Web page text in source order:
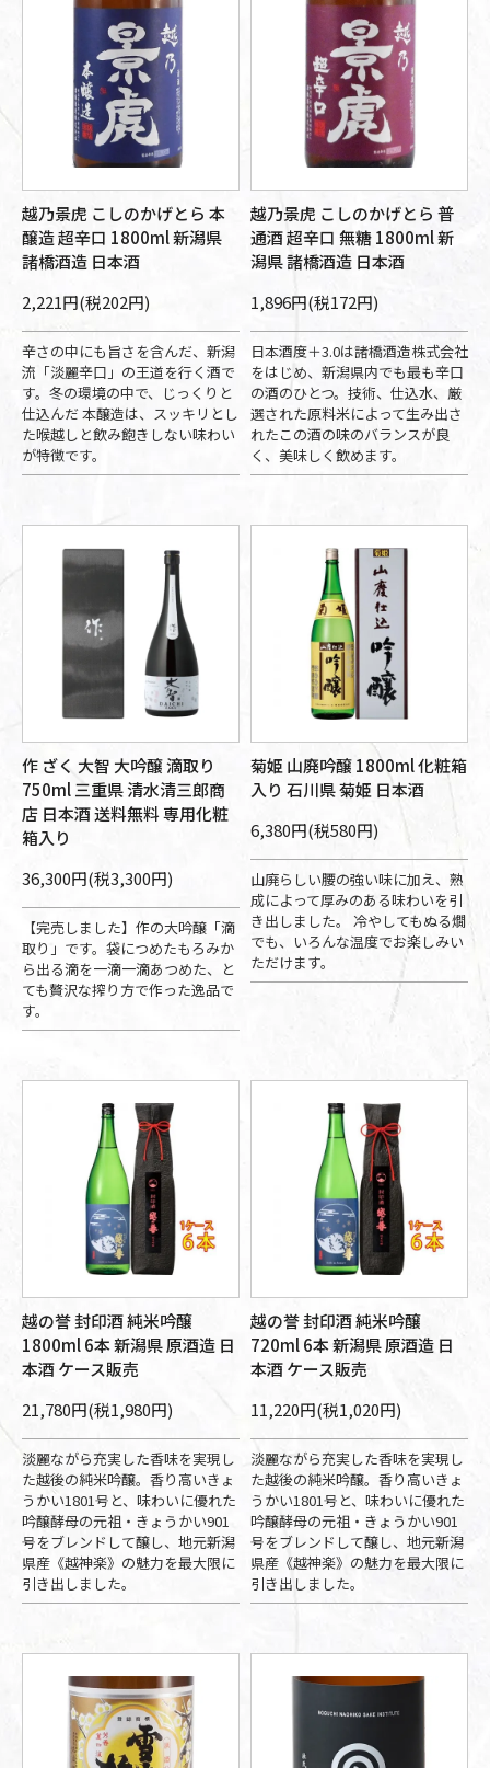
越乃景虎 こしのかげとら 本
醸造 超辛口 1800ml 新潟県
諸橋酒造 日本酒
2,221円(税202円)
辛さの中にも旨さを含んだ、新潟
流「淡麗辛口」の王道を行く酒で
す。冬の環境の中で、じっくりと
仕込んだ 本醸造は、スッキリとし
た喉越しと飲み飽きしない味わい
が特徴です。
越乃景虎 こしのかげとら 普
通酒 超辛口 無糖 1800ml 新
潟県 諸橋酒造 日本酒
1,896円(税172円)
日本酒度＋3.0は諸橋酒造株式会社
をはじめ、新潟県内でも最も辛口
の酒のひとつ。技術、仕込水、厳
選された原料米によって生み出さ
れたこの酒の味のバランスが良
く、美味しく飲めます。
作 ざく 大智 大吟醸 滴取り
750ml 三重県 清水清三郎商
店 日本酒 送料無料 専用化粧
箱入り
36,300円(税3,300円)
【完売しました】作の大吟醸「滴
取り」です。袋につめたもろみか
ら出る滴を一滴一滴あつめた、と
ても贅沢な搾り方で作った逸品で
す。
菊姫 山廃吟醸 1800ml 化粧箱
入り 石川県 菊姫 日本酒
6,380円(税580円)
山廃らしい腰の強い味に加え、熟
成によって厚みのある味わいを引
き出しました。 冷やしてもぬる燗
でも、いろんな温度でお楽しみい
ただけます。
越の誉 封印酒 純米吟醸
1800ml 6本 新潟県 原酒造 日
本酒 ケース販売
21,780円(税1,980円)
淡麗ながら充実した香味を実現し
た越後の純米吟醸。香り高いきょ
うかい1801号と、味わいに優れた
吟醸酵母の元祖・きょうかい901
号をブレンドして醸し、地元新潟
県産《越神楽》の魅力を最大限に
引き出しました。
越の誉 封印酒 純米吟醸
720ml 6本 新潟県 原酒造 日
本酒 ケース販売
11,220円(税1,020円)
淡麗ながら充実した香味を実現し
た越後の純米吟醸。香り高いきょ
うかい1801号と、味わいに優れた
吟醸酵母の元祖・きょうかい901
号をブレンドして醸し、地元新潟
県産《越神楽》の魅力を最大限に
引き出しました。